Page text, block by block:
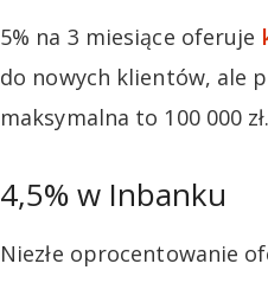
5% na 3 miesiące oferuje
do nowych klientów, ale
maksymalna to 100 000
4,5% w Inbanku
Niezłe oprocentowanie